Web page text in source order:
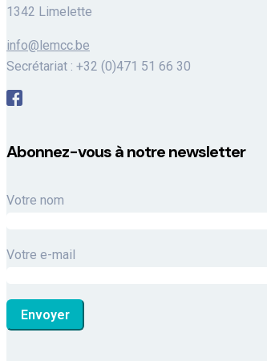
1342 Limelette
info@lemcc.be
Secrétariat : +32 (0)471 51 66 30
Abonnez-vous à notre newsletter
Votre nom
Votre e-mail